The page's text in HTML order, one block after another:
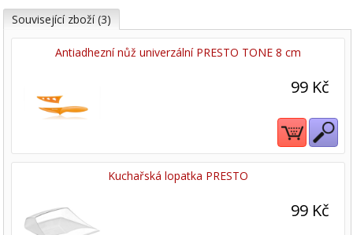
Související zboží (3)
Antiadhezní nůž univerzální PRESTO TONE 8 cm
99 Kč
Kuchařská lopatka PRESTO
99 Kč